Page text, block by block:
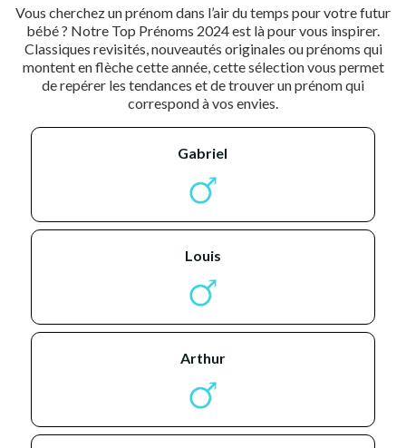
Vous cherchez un prénom dans l’air du temps pour votre futur
bébé ? Notre Top Prénoms 2024 est là pour vous inspirer.
Classiques revisités, nouveautés originales ou prénoms qui
montent en flèche cette année, cette sélection vous permet
de repérer les tendances et de trouver un prénom qui
correspond à vos envies.
gabriel
louis
arthur